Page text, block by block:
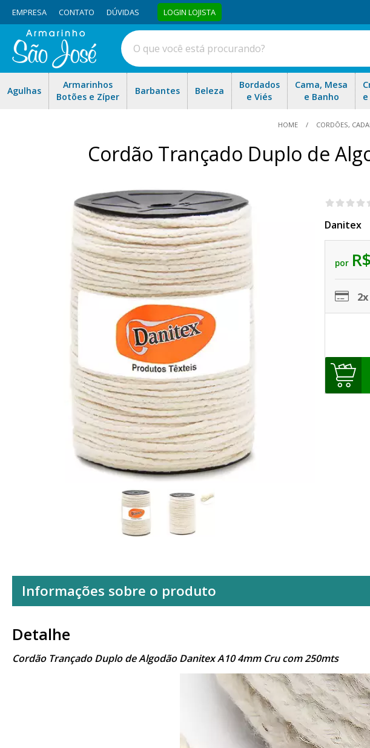
EMPRESA CONTATO DÚVIDAS LOGIN LOJISTA
Agulhas
Armarinhos
Botões e Zíper
Barbantes Beleza
Bordados
e Viés
Cama, Mesa
e Banho
HOME CORDÕES,
Cordão Trançado Duplo de
Danitex
por
Informações sobre o produto
Detalhe
Cordão Trançado Duplo de Algodão Danitex A10 4mm Cru com 250mts